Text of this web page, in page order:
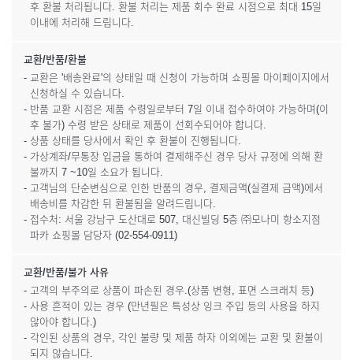
후 환불 처리됩니다. 환불 처리는 제품 회수 완료 시점으로 최대 15일
이내에 처리해 드립니다.
교환/반품/환불
- 교환은 '배송완료'의 상태일 때 신청이 가능하며 쇼핑몰 마이페이지에서
신청하실 수 있습니다.
- 반품 교환 시점은 제품 수령일로부터 7일 이내 접수하여야 가능하며(이
후 불가) 수령 받은 상태로 제품이 선회수되어야 합니다.
- 상품 상태를 당사에서 확인 후 환불이 진행됩니다.
- 가상계좌/무통장 입금을 통하여 결제해주신 경우 당사 규정에 의해 환
불까지 7 ~10일 소요가 됩니다.
- 고객님의 단순변심으로 인한 반품의 경우, 결제금액(실결제 금액)에서
배송비를 차감한 뒤 환불됨을 알려드립니다.
- 접수처: 서울 강남구 도산대로 507, 대신빌딩 5층 ㈜모나미 항소지점
파카 쇼핑몰 담당자 (02-554-0911)
교환/반품/불가 사유
- 고객의 부주의로 상품이 파손된 경우.(상품 변형, 표면 스크래치 등)
- 사용 흔적이 있는 경우 (만년필은 특성상 잉크 주입 등의 사용을 하지
않아야 합니다.)
- 각인된 상품의 경우, 각인 불량 및 제품 하자 이외에는 교환 및 환불이
되지 않습니다.